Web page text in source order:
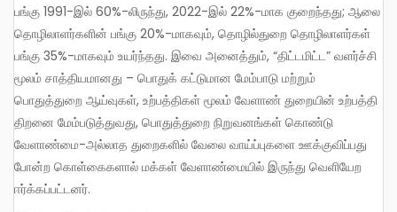
பங்கு 1991-இல் 60%-லிருந்து, 2022-இல் 22%-மாக குறைந்தது; ஆலை
தொழிலாளர்களின் பங்கு 20%-மாகவும், தொழில்துறை தொழிலாளர்கள்
பங்கு 35%-மாகவும் உயர்ந்தது. இவை அனைத்தும், “திட்டமிட்ட” வளர்ச்சி
மூலம் சாத்தியமானது – பொதுக் கட்டுமான மேம்பாடு மற்றும்
பொதுத்துறை ஆய்வுகள், உற்பத்திகள் மூலம் வேளாண் துறையின் உற்பத்தி
திறனை மேம்படுத்துவது, பொதுத்துறை நிறுவனங்கள் கொண்டு
வேளாண்மை-அல்லாத துறைகளில் வேலை வாய்ப்புகளை ஊக்குவிப்பது
போன்ற கொள்கைகளால் மக்கள் வேளாண்மையில் இருந்து வெளியேற
ஈர்க்கப்பட்டனர்.